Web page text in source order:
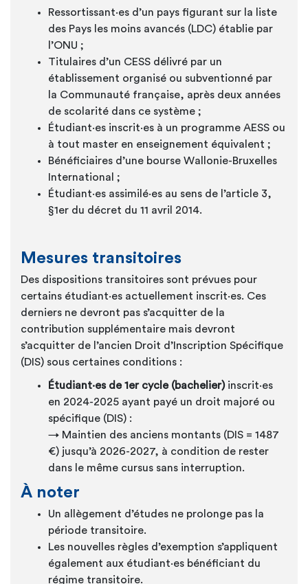
Ressortissant·es d’un pays figurant sur la liste
des Pays les moins avancés (LDC) établie par
l’ONU ;
Titulaires d’un CESS délivré par un
établissement organisé ou subventionné par
la Communauté française, après deux années
de scolarité dans ce système ;
Étudiant·es inscrit·es à un programme AESS ou
à tout master en enseignement équivalent ;
Bénéficiaires d’une bourse Wallonie-Bruxelles
International ;
Étudiant·es assimilé·es au sens de l’article 3,
§1er du décret du 11 avril 2014.
Mesures transitoires
Des dispositions transitoires sont prévues pour
certains étudiant·es actuellement inscrit·es. Ces
derniers ne devront pas s’acquitter de la
contribution supplémentaire mais devront
s’acquitter de l’ancien Droit d’Inscription Spécifique
(DIS) sous certaines conditions :
Étudiant·es de 1er cycle (bachelier) inscrit·es
en 2024-2025 ayant payé un droit majoré ou
spécifique (DIS) :
→ Maintien des anciens montants (DIS = 1487
€) jusqu’à 2026-2027, à condition de rester
dans le même cursus sans interruption.
À noter
Un allègement d’études ne prolonge pas la
période transitoire.
Les nouvelles règles d’exemption s’appliquent
également aux étudiant·es bénéficiant du
régime transitoire.